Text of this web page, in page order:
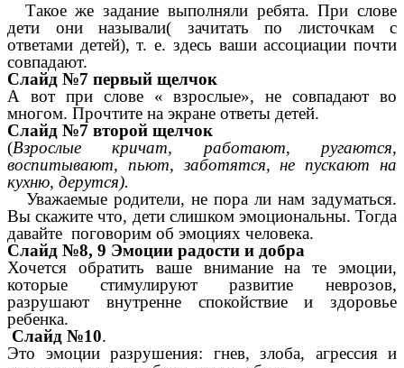
Такое же задание выполняли ребята. При слове
дети они называли( зачитать по листочкам с
ответами детей), т. е. здесь ваши ассоциации почти
совпадают.
Слайд №7 первый щелчок
А вот при слове « взрослые», не совпадают во
многом. Прочтите на экране ответы детей.
Слайд №7 второй щелчок
(Взрослые кричат, работают, ругаются,
воспитывают, пьют, заботятся, не пускают на
кухню, дерутся).
Уважаемые родители, не пора ли нам задуматься.
Вы скажите что, дети слишком эмоциональны. Тогда
давайте поговорим об эмоциях человека.
Слайд №8, 9 Эмоции радости и добра
Хочется обратить ваше внимание на те эмоции,
которые стимулируют развитие неврозов,
разрушают внутренне спокойствие и здоровье
ребенка.
Слайд №10.
Это эмоции разрушения: гнев, злоба, агрессия и